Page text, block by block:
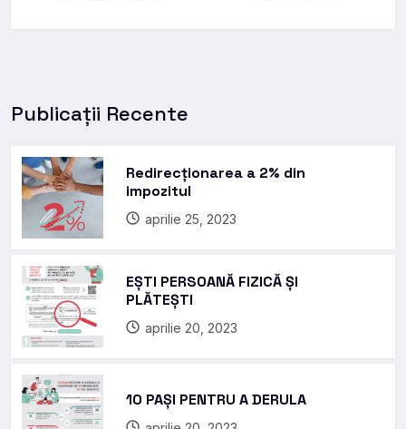
Publicații Recente
Redirecționarea a 2% din
impozitul
aprilie 25, 2023
EȘTI PERSOANĂ FIZICĂ ȘI
PLĂTEȘTI
aprilie 20, 2023
10 PAȘI PENTRU A DERULA